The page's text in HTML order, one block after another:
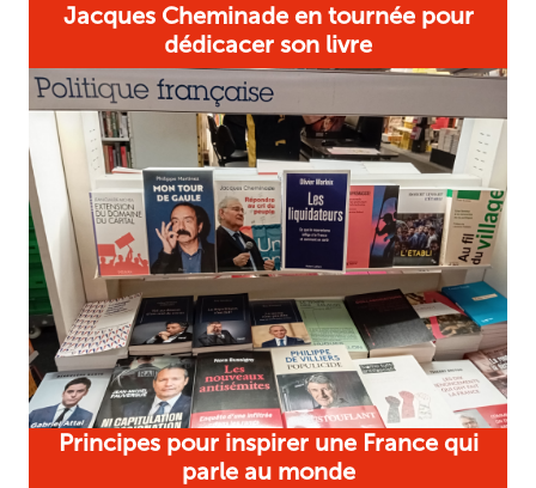
Jacques Cheminade en tournée pour
dédicacer son livre
Principes pour inspirer une France qui
parle au monde